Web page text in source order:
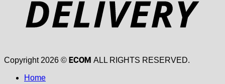
Copyright 2026 © ECOM ALL RIGHTS RESERVED.
Home